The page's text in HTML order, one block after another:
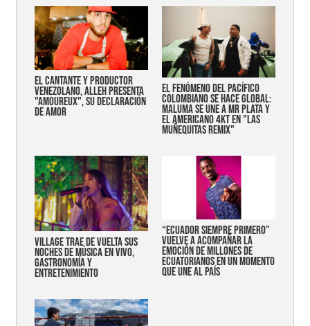
EL CANTANTE Y PRODUCTOR
VENEZOLANO, ALLEH PRESENTA
"AMOUREUX", SU DECLARACIÓN
DE AMOR
EL FENÓMENO DEL PACÍFICO
COLOMBIANO SE HACE GLOBAL:
MALUMA SE UNE A MR PLATA Y
EL AMERICANO 4KT EN "LAS
MUÑEQUITAS REMIX"
Village trae de vuelta sus
noches de música en vivo,
gastronomía y
entretenimiento
“Ecuador siempre primero”
vuelve a acompañar la
emoción de millones de
ecuatorianos en un momento
que une al país